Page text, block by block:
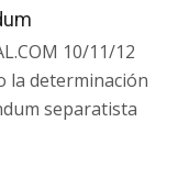
10/11/12
la determinación
separatista